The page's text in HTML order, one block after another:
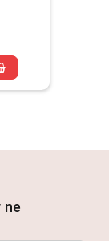
ne